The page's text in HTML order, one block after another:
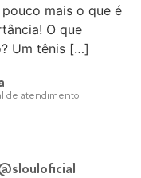
mais o que é
O que
Um tênis […]
de atendimento